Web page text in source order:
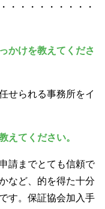
・・・・・・・・・
かけを教えてくださ
せられる事務所をイ
えてください。
請までとても信頼で
など、的を得た十分
す。保証協会加入手